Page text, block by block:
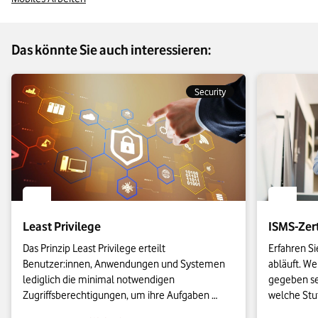
Das könnte Sie auch interessieren:
Security
Least Privilege
Das Prinzip Least Privilege erteilt
Benutzer:innen, Anwendungen und Systemen
lediglich die minimal notwendigen
Zugriffsberechtigungen, um ihre Aufgaben
ISMS-
Erfahren
abläuft.
gegeben
welche